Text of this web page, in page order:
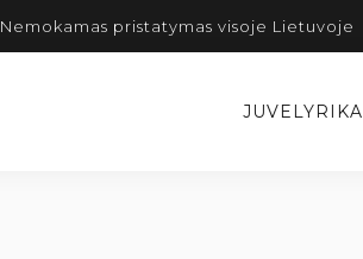
Nemokamas pristatymas visoje Lietuvoje
JUVELYRIKA